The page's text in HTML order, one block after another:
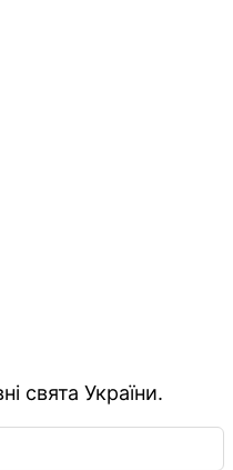
свята України.